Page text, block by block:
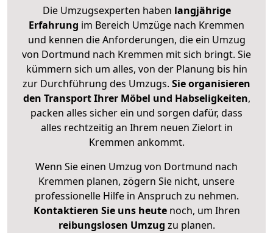
Die Umzugsexperten haben langjährige
Erfahrung im Bereich Umzüge nach Kremmen
und kennen die Anforderungen, die ein Umzug
von Dortmund nach Kremmen mit sich bringt. Sie
kümmern sich um alles, von der Planung bis hin
zur Durchführung des Umzugs. Sie organisieren
den Transport Ihrer Möbel und Habseligkeiten,
packen alles sicher ein und sorgen dafür, dass
alles rechtzeitig an Ihrem neuen Zielort in
Kremmen ankommt.
Wenn Sie einen Umzug von Dortmund nach
Kremmen planen, zögern Sie nicht, unsere
professionelle Hilfe in Anspruch zu nehmen.
Kontaktieren Sie uns heutenoch, um Ihren
reibungslosen Umzug zu planen.